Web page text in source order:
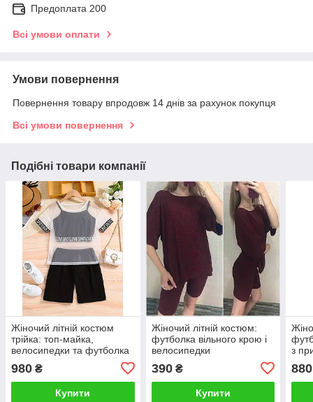
Предоплата 200
Всі умови оплати
Умови повернення
Повернення товару впродовж 14 днів за рахунок покупця
Всі умови повернення
Подібні товари компанії
Жіночий літній костюм
трійка: топ-майка,
велосипедки та футболка
980 ₴
Купити
Жіночий літній костюм:
футболка вільного крою і
велосипедки
390₴
Купити
з
880